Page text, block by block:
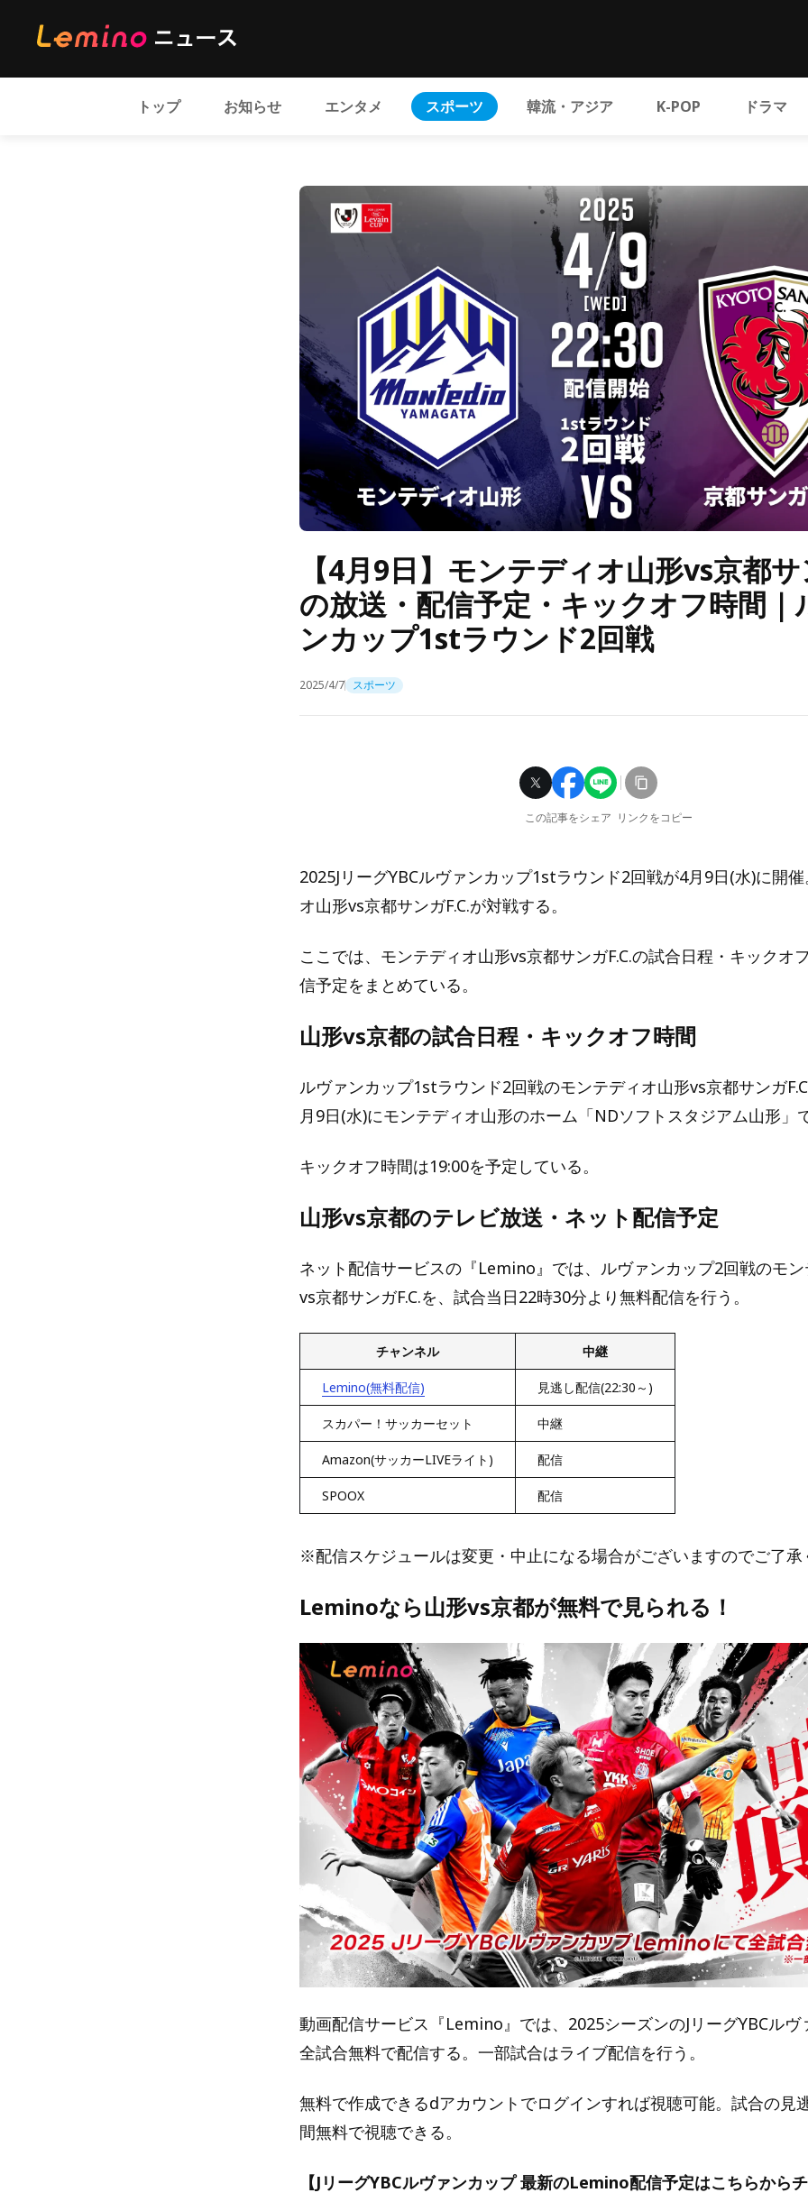
トップ お知らせ エンタメ スポーツ 韓流・アジア K-POP ドラマ
【4月9日】モンテディオ山形vs京都サ
の放送・配信予定・キックオフ時間｜
ンカップ1stラウンド2回戦
2025/4/7 スポーツ
この記事をシェア リンクをコピー
2025JリーグYBCルヴァンカップ1stラウンド2回戦が4月9日(水)に開
オ山形vs京都サンガF.C.が対戦する。
ここでは、モンテディオ山形vs京都サンガF.C.の試合日程・キックオ
信予定をまとめている。
山形vs京都の試合日程・キックオフ時間
ルヴァンカップ1stラウンド2回戦のモンテディオ山形vs京都サンガ
月9日(水)にモンテディオ山形のホーム「NDソフトスタジアム山形」
キックオフ時間は19:00を予定している。
山形vs京都のテレビ放送・ネット配信予定
ネット配信サービスの『Lemino』では、ルヴァンカップ2回戦のモ
vs京都サンガF.C.を、試合当日22時30分より無料配信を行う。
チャンネル 中継
Lemino(無料配信) 見逃し配信(22:30～)
スカパー！サッカーセット 中継
Amazon(サッカーLIVEライト) 配信
SPOOX 配信
※配信スケジュールは変更・中止になる場合がございますのでご了承
Leminoなら山形vs京都が無料で見られる！
動画配信サービス『Lemino』では、2025シーズンのJリーグYBCルヴ
全試合無料で配信する。一部試合はライブ配信を行う。
無料で作成できるdアカウントでログインすれば視聴可能。試合の見
間無料で視聴できる。
【JリーグYBCルヴァンカップ 最新のLemino配信予定はこちらからチ